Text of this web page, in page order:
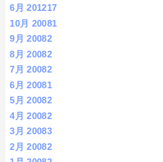
6月 201217
10月 20081
9月 20082
8月 20082
7月 20082
6月 20081
5月 20082
4月 20082
3月 20083
2月 20082